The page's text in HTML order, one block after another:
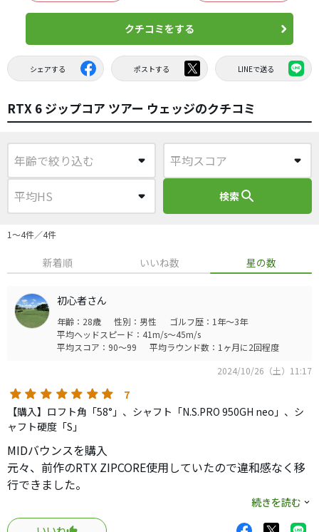
クチコミをする
シェアする ポストする LINEで送る
RTX 6 ジップコア ツアー ウェッジのクチコミ
検索search
1〜4件／4件
新着順 いいね数 星の数
初心者さん
年齢：28歳 性別：男性
ゴルフ歴：1年～3年
平均ヘッドスピード：41m/s～45m/s
平均スコア：90～99
平均ラウンド数：1ヶ月に2回程度
2024/10/26（土）11:17
7
【購入】ロフト角「58°」、シャフト「N.S.PRO 950GH neo」、シ
ャフト硬度「S」
MIDバウンスを購入
元々、前作のRTX ZIPCORE使用していたので違和感なく移
行できました。
基本的な性能はあまり変化はなく、スピン性能が若干上が
ったように感じます。
続きを読む